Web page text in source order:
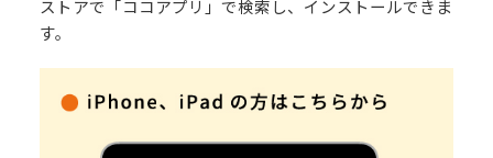
ストアで「ココアプリ」で検索し、インストールできま
す。